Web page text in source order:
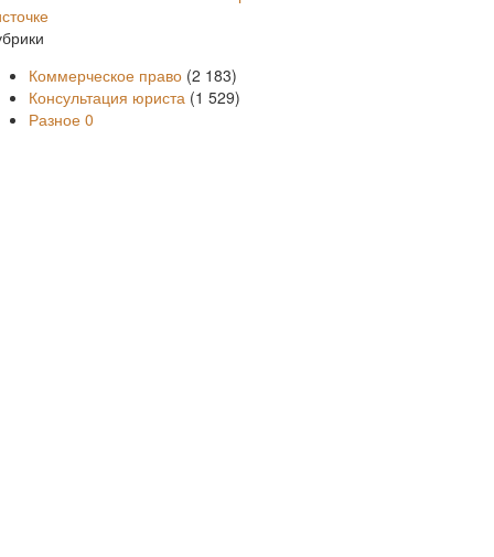
Коммерческое право (2 183)
Консультация юриста (1 529)
Разное 0